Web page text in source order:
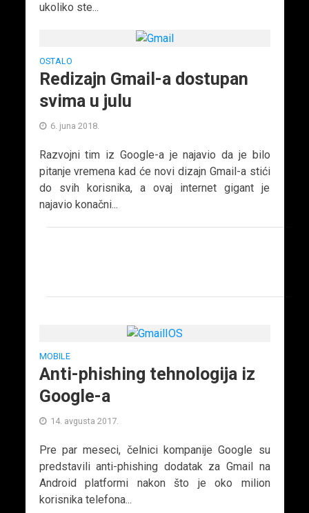
ukoliko ste...
OSTALO
Redizajn Gmail-a dostupan
svima u julu
6. juna 2018.
Razvojni tim iz Google-a je najavio da je bilo
pitanje vremena kad će novi dizajn Gmail-a stići
do svih korisnika, a ovaj internet gigant je
najavio konačni...
MOBILE
Anti-phishing tehnologija iz
Google-a
14. avgusta 2017.
Pre par meseci, čelnici kompanije Google su
predstavili anti-phishing dodatak za Gmail na
Android platformi nakon što je oko milion
korisnika telefona...